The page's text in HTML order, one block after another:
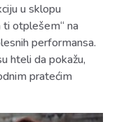
u sklopu
ti otplešem“ na
performansa.
hteli da pokažu,
pratećim